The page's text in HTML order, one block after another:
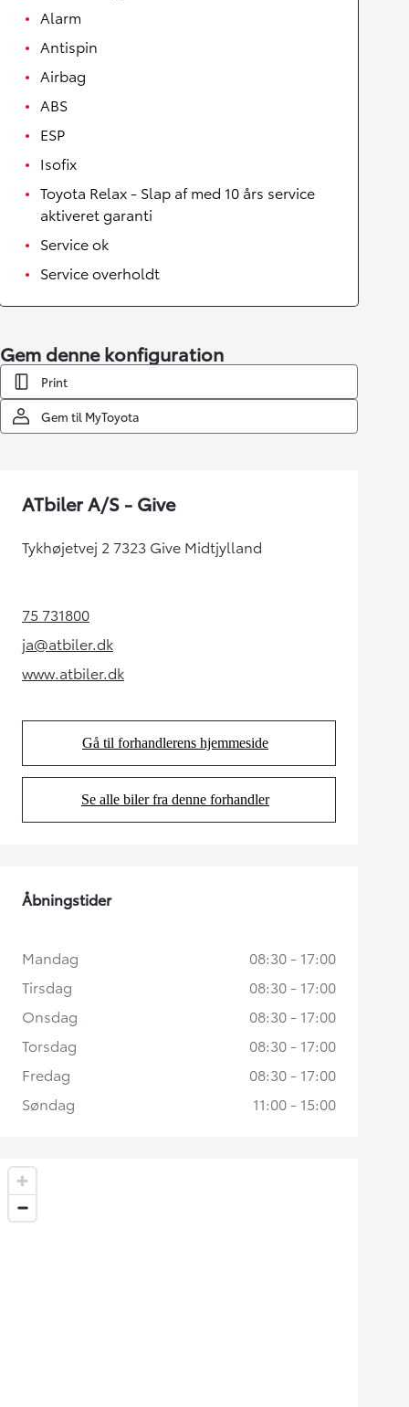
Alarm
Antispin
Airbag
ABS
ESP
Isofix
Toyota Relax - Slap af med 10 års service
aktiveret garanti
Service ok
Service overholdt
Gem denne konfiguration
Print
Gem til MyToyota
ATbiler A/S - Give
Tykhøjetvej 2 7323 Give Midtjylland
75 731800(Opens in new tab)
ja@atbiler.dk(Opens in new tab)
www.atbiler.dk(Opens in new tab)
Gå til forhandlerens hjemmeside
(Opens in new tab)
Se alle biler fra denne forhandler
(Opens in new tab)
Åbningstider
Mandag
08:30 - 17:00
Tirsdag
08:30 - 17:00
Onsdag
08:30 - 17:00
Torsdag
08:30 - 17:00
Fredag
08:30 - 17:00
Søndag
11:00 - 15:00